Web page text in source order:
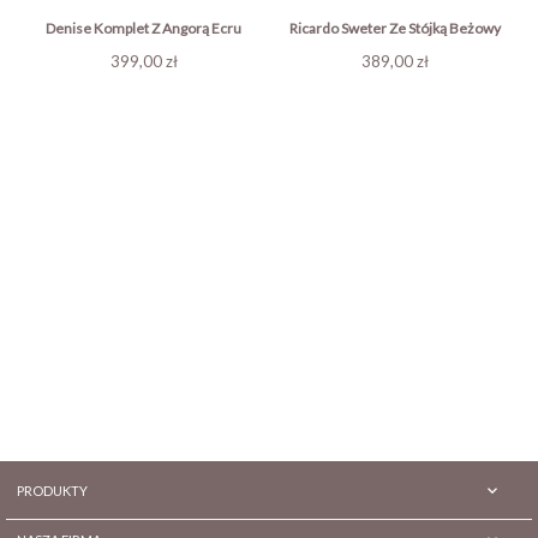
Denise Komplet Z Angorą Ecru
Cena
399,00 zł
Ricardo Sweter Ze Stójką Beżowy
Cena
389,00 zł
PRODUKTY 